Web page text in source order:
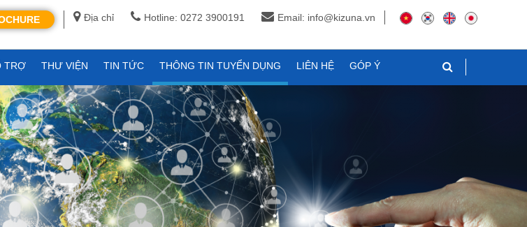
Địa chỉ Hotline: 0272 3900191 Email: info@kizuna.vn
TRỢ THƯ VIỆN TIN TỨC THÔNG TIN TUYỂN DỤNG LIÊN HỆ GÓP Ý